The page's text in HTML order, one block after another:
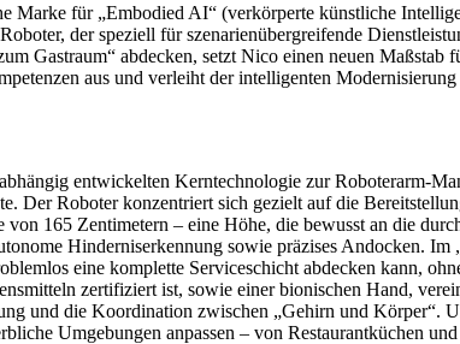
für „Embodied AI“ (verkörperte künstliche
der speziell für szenarienübergreifende
Gastraum“ abdecken, setzt Nico einen neuen
aus und verleiht der intelligenten
entwickelten Kerntechnologie zur Roboterarm-
Der Roboter konzentriert sich gezielt auf die
165 Zentimetern – eine Höhe, die bewusst an die
Hinderniserkennung sowie präzises Andocken.
eine komplette Serviceschicht abdecken kann,
zertifiziert ist, sowie einer bionischen Hand,
und die Koordination zwischen „Gehirn und Körper“.
Umgebungen anpassen – von Restaurantküchen